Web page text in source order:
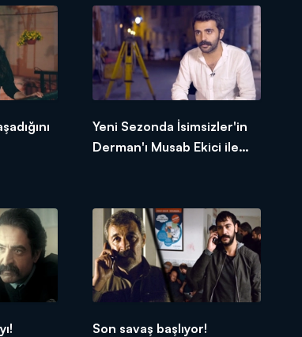
Yeni Sezonda İsimsizler'in
Derman'ı Musab Ekici ile
Son savaş başlıyor!